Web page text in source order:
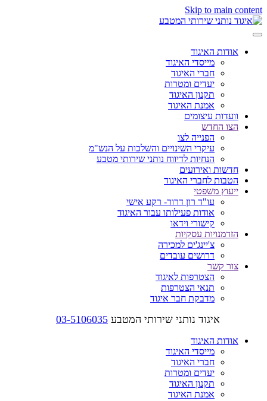
Skip to main content
אודות האיגוד
מייסדי האיגוד
חברי האיגוד
יעדים ומטרות
תקנון האיגוד
אמנת האיגוד
וועדות עיצומים
הצו החדש
הפנייה לצו
עיקרי השינויים והשלכות על הנש"מ
הנחיות לדיווח נותני שירותי מטבע
חדשות ואירועים
הטבות לחברי האיגוד
ייעוץ משפטי
עו"ד רון דרור- רקע אישי
אודות פעילותו עבור האיגוד
קישורי וידאו
הזדמנויות עסקיות
צ'יינג'ים למכירה
דרושים עובדים
צור קשר
הצטרפות לאיגוד
תנאי הצטרפות
מדבקת חבר איגוד
איגוד נותני שירותי המטבע 03-5106035
אודות האיגוד
מייסדי האיגוד
חברי האיגוד
יעדים ומטרות
תקנון האיגוד
אמנת האיגוד